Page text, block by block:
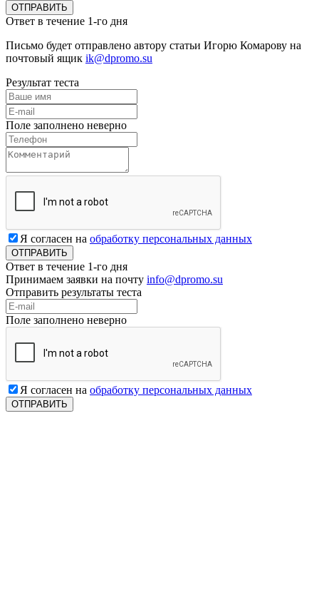
Ответ в течение 1-го дня
Письмо будет отправлено автору статьи Игорю Комарову на
почтовый ящик ik@dpromo.su
Результат теста
Поле заполнено неверно
Я согласен на обработку персональных данных
Ответ в течение 1-го дня
Принимаем заявки на почту info@dpromo.su
Отправить результаты теста
Поле заполнено неверно
Я согласен на обработку персональных данных